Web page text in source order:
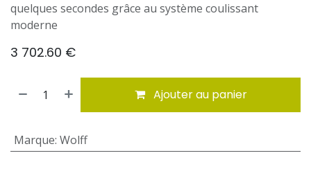
quelques secondes grâce au système coulissant
moderne
3 702.60 €
Ajouter au panier
Marque: Wolff